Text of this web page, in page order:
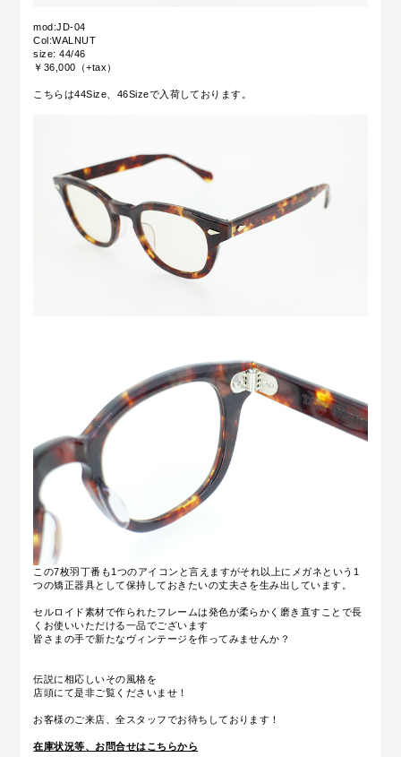
mod:JD-04
Col:WALNUT
size: 44/46
￥36,000（+tax）
こちらは44Size、46Sizeで入荷しております。
この7枚羽丁番も1つのアイコンと言えますがそれ以上にメガネという1
つの矯正器具として保持しておきたいの丈夫さを生み出しています。
セルロイド素材で作られたフレームは発色が柔らかく磨き直すことで長
くお使いいただける一品でございます
皆さまの手で新たなヴィンテージを作ってみませんか？
伝説に相応しいその風格を
店頭にて是非ご覧くださいませ！
お客様のご来店、全スタッフでお待ちしております！
在庫状況等、お問合せはこちらから